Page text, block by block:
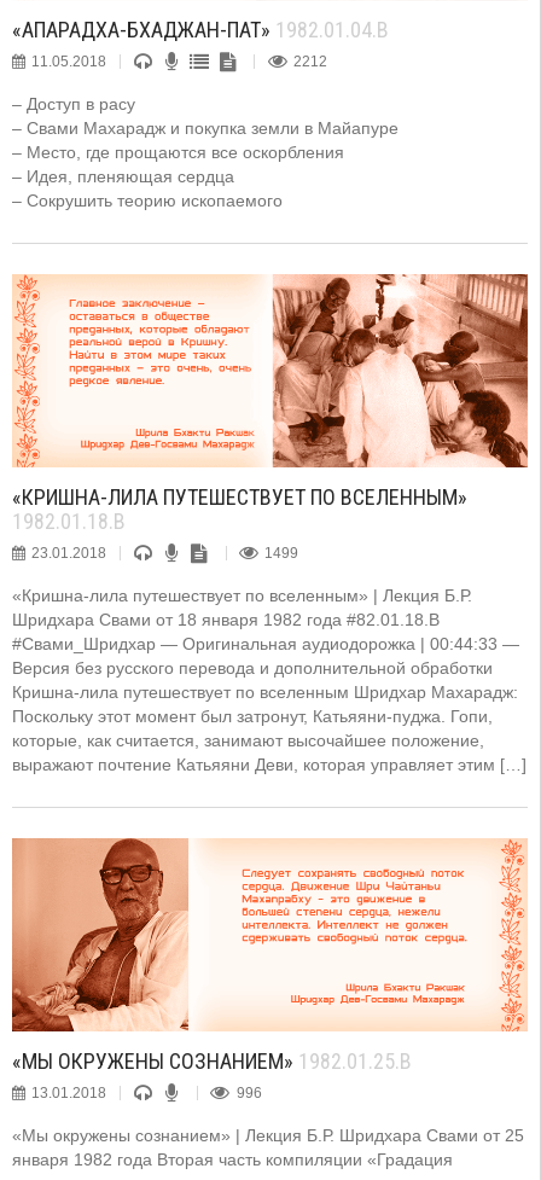
«АПАРАДХА-БХАДЖАН-ПАТ» 1982.01.04.B
11.05.2018 2212
– Доступ в расу
– Свами Махарадж и покупка земли в Майапуре
– Место, где прощаются все оскорбления
– Идея, пленяющая сердца
– Сокрушить теорию ископаемого
«КРИШНА-ЛИЛА ПУТЕШЕСТВУЕТ ПО ВСЕЛЕННЫМ»
1982.01.18.B
23.01.2018 1499
«Кришна-лила путешествует по вселенным» | Лекция Б.Р.
Шридхара Свами от 18 января 1982 года #82.01.18.B
#Свами_Шридхар — Оригинальная аудиодорожка | 00:44:33 —
Версия без русского перевода и дополнительной обработки
Кришна-лила путешествует по вселенным Шридхар Махарадж:
Поскольку этот момент был затронут, Катьяяни-пуджа. Гопи,
которые, как считается, занимают высочайшее положение,
выражают почтение Катьяяни Деви, которая управляет этим […]
«МЫ ОКРУЖЕНЫ СОЗНАНИЕМ» 1982.01.25.B
13.01.2018 996
«Мы окружены сознанием» | Лекция Б.Р. Шридхара Свами от 25
января 1982 года Вторая часть компиляции «Градация